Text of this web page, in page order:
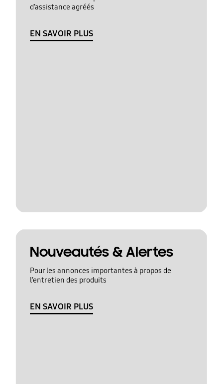
d’assistance agréés
EN SAVOIR PLUS
Nouveautés & Alertes
Pour les annonces importantes à propos de
l’entretien des produits
EN SAVOIR PLUS